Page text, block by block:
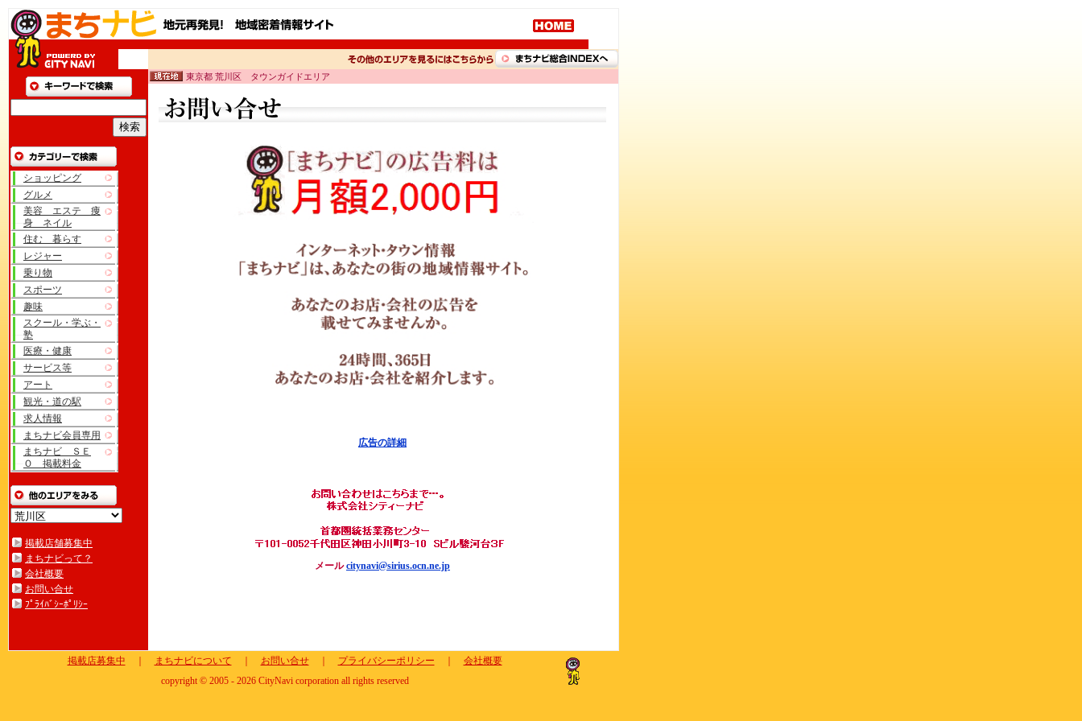
ショッピング
グルメ
美容 エステ 痩
身 ネイル
住む 暮らす
レジャー
乗り物
スポーツ
趣味
スクール・学ぶ・
塾
医療・健康
サービス等
アート
観光・道の駅
求人情報
まちナビ会員専用
まちナビ ＳＥ
Ｏ 掲載料金
掲載店舗募集中
まちナビって？
会社概要
お問い合せ
ﾌﾟﾗｲﾊﾞｼｰﾎﾟﾘｼｰ
東京都 荒川区 タウンガイドエリア
広告の詳細
メールcitynavi@sirius.ocn.ne.jp
掲載店募集中 まちナビについて お問い合せ｜ プライバシーポリシー
会社概要
copyright © 2005 - 2026 CityNavi corporation all rights reserved